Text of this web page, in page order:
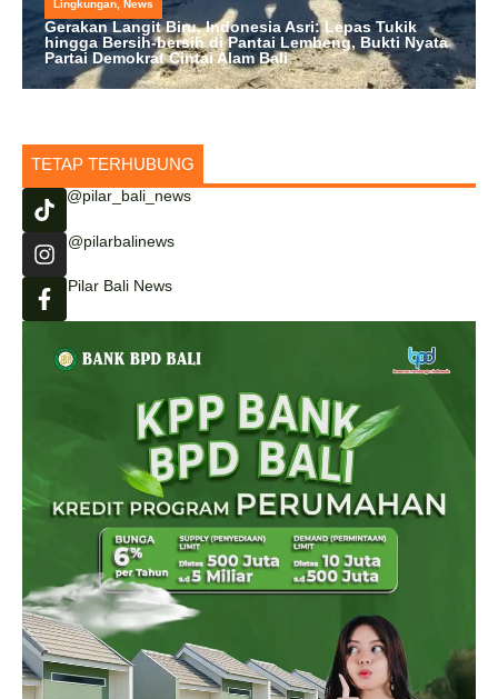
Lingkungan News
Gerakan Langit Biru, Indonesia Asri: Lepas Tukik
hingga Bersih-bersih di Pantai Lembeng, Bukti Nyata
Partai Demokrat Cintai Alam Bali
TETAP TERHUBUNG
@pilar_bali_news
@pilarbalinews
Pilar Bali News